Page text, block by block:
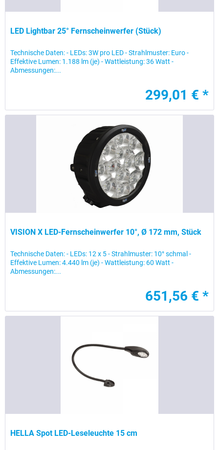
LED Lightbar 25° Fernscheinwerfer (Stück)
Technische Daten: - LEDs: 3W pro LED - Strahlmuster: Euro -
Effektive Lumen: 1.188 lm (je) - Wattleistung: 36 Watt -
Abmessungen:...
299,01 € *
VISION X LED-Fernscheinwerfer 10°, Ø 172 mm, Stück
Technische Daten: - LEDs: 12 x 5 - Strahlmuster: 10° schmal -
Effektive Lumen: 4.440 lm (je) - Wattleistung: 60 Watt -
Abmessungen:...
651,56 € *
HELLA Spot LED-Leseleuchte 15 cm